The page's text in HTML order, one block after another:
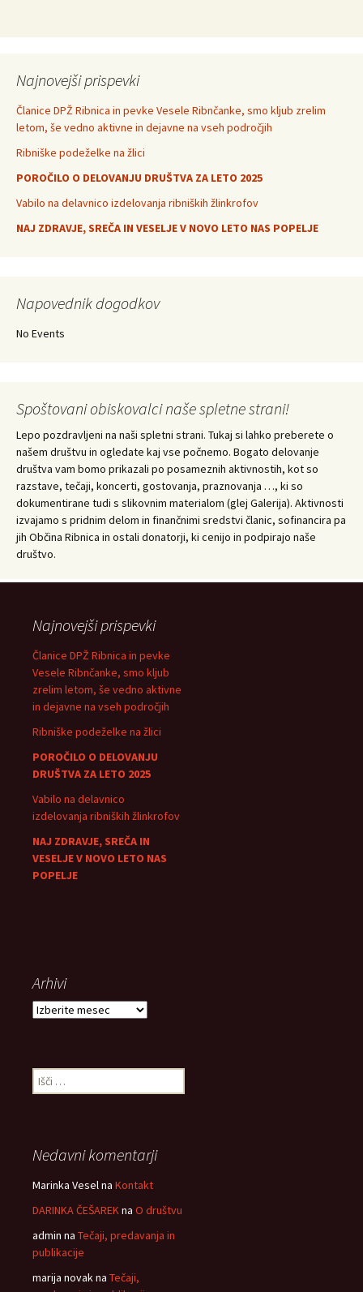
Najnovejši prispevki
Članice DPŽ Ribnica in pevke Vesele Ribnčanke, smo kljub zrelim
letom, še vedno aktivne in dejavne na vseh področjih
Ribniške podeželke na žlici
POROČILO O DELOVANJU DRUŠTVA ZA LETO 2025
Vabilo na delavnico izdelovanja ribniških žlinkrofov
NAJ ZDRAVJE, SREČA IN VESELJE V NOVO LETO NAS POPELJE
Napovednik dogodkov
No Events
Spoštovani obiskovalci naše spletne strani!
Lepo pozdravljeni na naši spletni strani. Tukaj si lahko preberete o
našem društvu in ogledate kaj vse počnemo. Bogato delovanje
društva vam bomo prikazali po posameznih aktivnostih, kot so
razstave, tečaji, koncerti, gostovanja, praznovanja …, ki so
dokumentirane tudi s slikovnim materialom (glej Galerija). Aktivnosti
izvajamo s pridnim delom in finančnimi sredstvi članic, sofinancira pa
jih Občina Ribnica in ostali donatorji, ki cenijo in podpirajo naše
društvo.
Najnovejši prispevki
Članice DPŽ Ribnica in pevke
Vesele Ribnčanke, smo kljub
zrelim letom, še vedno aktivne
in dejavne na vseh področjih
Ribniške podeželke na žlici
POROČILO O DELOVANJU
DRUŠTVA ZA LETO 2025
Vabilo na delavnico
izdelovanja ribniških žlinkrofov
NAJ ZDRAVJE, SREČA IN
VESELJE V NOVO LETO NAS
POPELJE
Arhivi
Arhivi
Išči:
Nedavni komentarji
Marinka Veselna Kontakt
DARINKA ČEŠAREKna O društvu
admin na Tečaji, predavanja in
publikacije
marija novakna Tečaji,